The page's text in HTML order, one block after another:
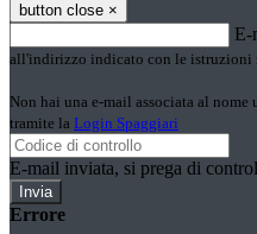
button close ×
E-
all'indirizzo indicato con le istruzioni
Non hai una e-mail associata al
tramite la Login Spaggiari
E-mail inviata, si prega di
Errore